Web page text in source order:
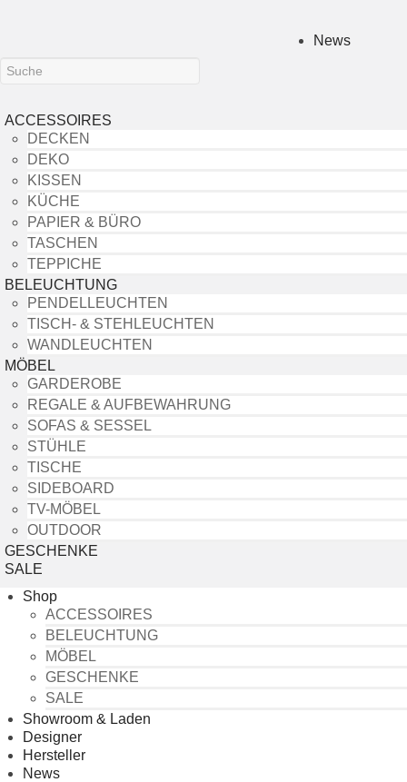
News
ACCESSOIRES
DECKEN
DEKO
KISSEN
KÜCHE
PAPIER & BÜRO
TASCHEN
TEPPICHE
BELEUCHTUNG
PENDELLEUCHTEN
TISCH- & STEHLEUCHTEN
WANDLEUCHTEN
MÖBEL
GARDEROBE
REGALE & AUFBEWAHRUNG
SOFAS & SESSEL
STÜHLE
TISCHE
SIDEBOARD
TV-MÖBEL
OUTDOOR
GESCHENKE
SALE
Shop
ACCESSOIRES
BELEUCHTUNG
MÖBEL
GESCHENKE
SALE
Showroom & Laden
Designer
Hersteller
News